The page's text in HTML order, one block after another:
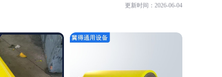
更新时间：2026-06-04